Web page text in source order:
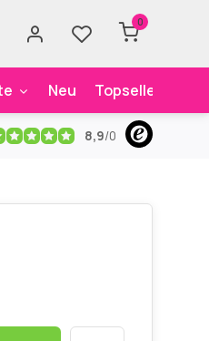
0
Neu Topseller
Versandab 59€
8,9/0